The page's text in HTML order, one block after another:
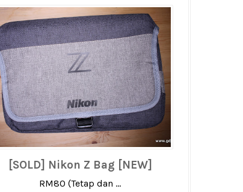
[SOLD] Nikon Z Bag [NEW]
RM80 (Tetap dan ...